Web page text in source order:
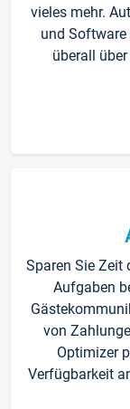
vieles mehr.
und
überall
Sparen Sie
Aufgaben
von
Optimizer
Verfügbarkeit